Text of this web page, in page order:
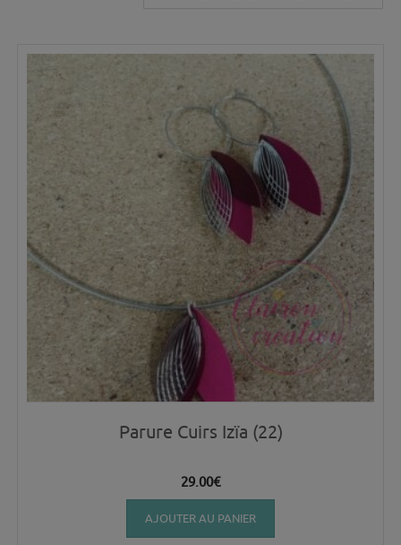
plus
Parure Cuirs Izïa (22)
29.00€
AJOUTER AU PANIER